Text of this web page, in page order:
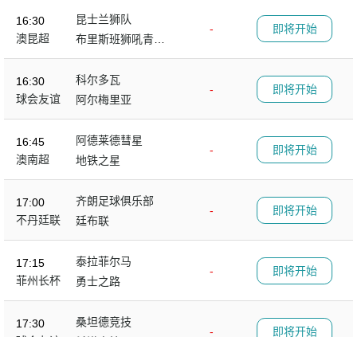
16:30
澳昆超
昆士兰狮队
-
布里斯班狮吼青年
队
即将开始
16:30
球会友谊
科尔多瓦
-
阿尔梅里亚
即将开始
16:45
澳南超
阿德莱德彗星
-
地铁之星
即将开始
17:00
不丹廷联
齐朗足球俱乐部
-
廷布联
即将开始
17:15
菲州长杯
泰拉菲尔马
-
勇士之路
即将开始
17:30
桑坦德竞技
-
即将开始